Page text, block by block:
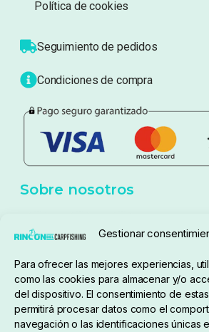
Gestionar
Para ofrecer las mejores experiencias,
como las cookies para almacenar y/o
del dispositivo. El consentimiento de
permitirá procesar datos como el
navegación o las identificaciones únicas
Sobre nosotros
Atención al cliente
Blog
Política de privacidad
Aviso Legal